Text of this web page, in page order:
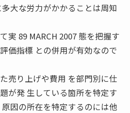
大な労力がかかることは周知
実 89 MARCH 2007 態を把握す
価指標 との併用が有効なので
売り上げや費用 を部門別に仕
が発 生している箇所を特定す
因の所在を特定するのには他